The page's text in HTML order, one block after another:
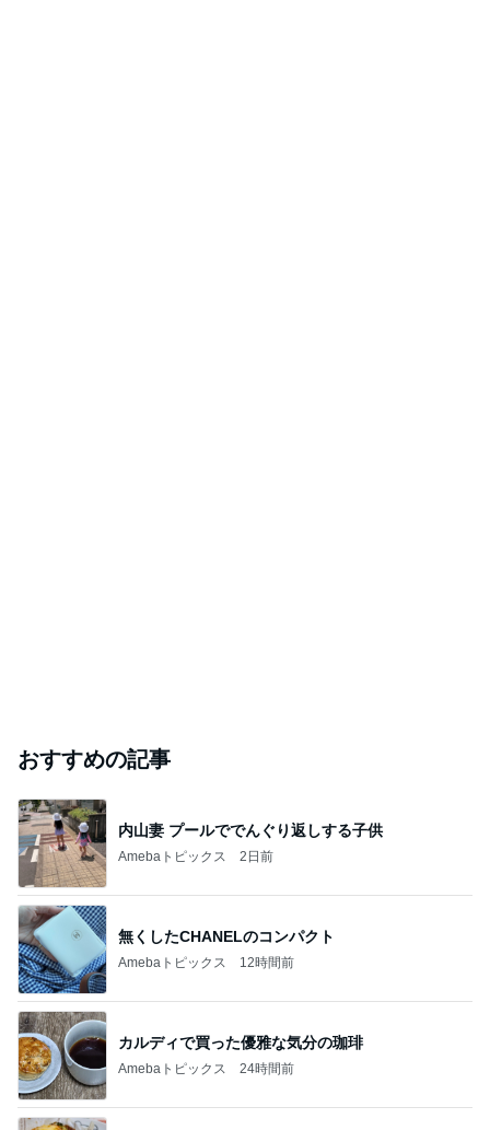
おすすめの記事
内山妻 プールででんぐり返しする子供
Amebaトピックス 2日前
無くしたCHANELのコンパクト
Amebaトピックス 12時間前
カルディで買った優雅な気分の珈琲
Amebaトピックス 24時間前